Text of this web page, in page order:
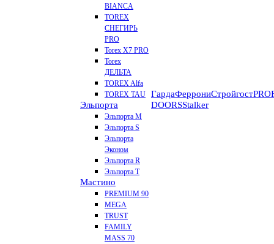
BIANCA
TOREX
СНЕГИРЬ
PRO
Torex X7 PRO
Torex
ДЕЛЬТА
TOREX Alfa
TOREX TAU
Эльпорта
Эльпорта M
Эльпорта S
Эльпорта
Эконом
Эльпорта R
Эльпорта Т
Мастино
PREMIUM 90
MEGA
TRUST
FAMILY
MASS 70
ГардаФеррониСтройгост
DOORSStalker